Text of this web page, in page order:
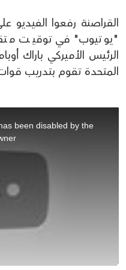
القراصنة رفعوا
"يوتيوب" في توقيت
الرئيس الأميركي باراك
المتحدة تقوم بتدريب
This
been disabled by the